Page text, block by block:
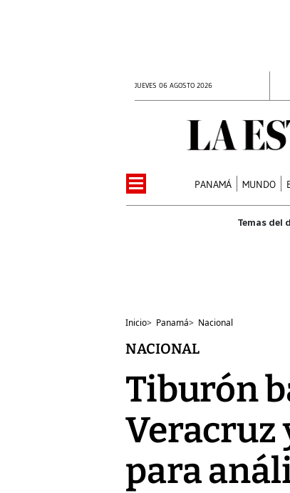
JUEVES 06 AGOSTO 2026
PANAMÁ MUNDO
Inicio> Panamá> Nacional
NACIONAL
Tiburón
Veracruz
para